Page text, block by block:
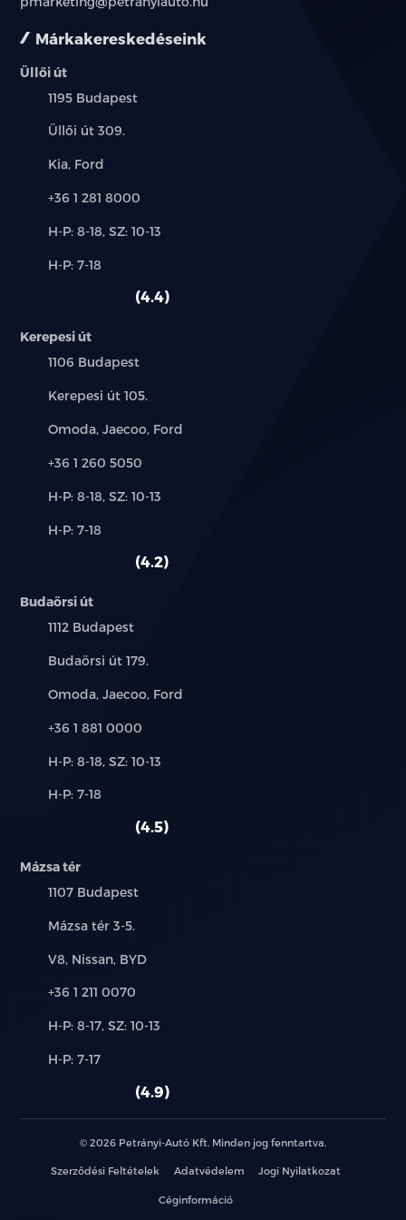
elektromos tükör
elektromos ülésállítás utasoldal
elektromosan behajtható külső tükrök
elektronikus rögzítőfék
első-hátsó parkolóradar
ESP (menetstabilizátor)
fedélzeti komputer
fűthető tükör
GPS (navigáció)
guminyomás-ellenőrző rendszer
hátsó keresztirányú forgalomra figyelmeztetés
holttér-figyelő rendszer
indításgátló (immobiliser)
kikapcsolható légzsák
ködlámpa
kulcs nélküli indítás
kulcsnélküli nyitórendszer
LED fényszóró
Márkakereskedéseink
Üllői út
Település:
1195 Budapest
Cím:
Üllői út 309.
Márkák:
Kia, Ford
Telefon:
+36 1 281 8000
Új-
használt
H-P: 8-18, SZ: 10-13
Alkatrész,
H-P: 7-18
4.4
Kerepesi út
Település:
1106 Budapest
Cím:
Kerepesi út 105.
Márkák:
Omoda, Jaecoo, Ford
Telefon:
+36 1 260 5050
Új-
használt
H-P: 8-18, SZ: 10-13
Alkatrész,
H-P: 7-18
4.2
Budaörsi út
Település:
1112 Budapest
Cím:
Budaörsi út 179.
Márkák:
Omoda, Jaecoo, Ford
Telefon:
+36 1 881 0000
Új-
használt
H-P: 8-18, SZ: 10-13
Alkatrész,
H-P: 7-18
4.5
Mázsa tér
Település:
1107 Budapest
Cím:
Mázsa tér 3-5.
Márkák:
V8, Nissan, BYD
Telefon:
+36 1 211 0070
Új-
használt
H-P: 8-17, SZ: 10-13
Alkatrész,
H-P: 7-17
4.9
© 2026 Petrányi-Autó Kft. Minden jog fenntartva.
Szerződési Feltételek Adatvédelem Jogi Nyilatkozat
Céginformáció